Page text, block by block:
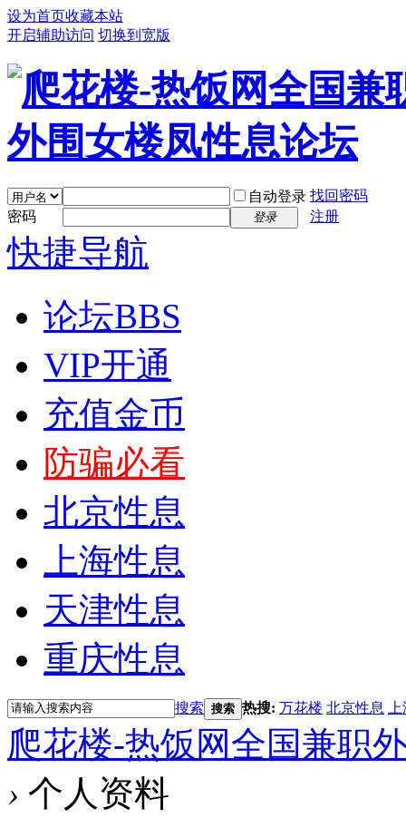
设为首页收藏本站
开启辅助访问 切换到宽版
自动登录 找回密码
密码
登录 注册
快捷导航
论坛BBS
VIP开通
充值金币
防骗必看
北京性息
上海性息
天津性息
重庆性息
搜索 搜索 热搜: 万花楼 北京性息
爬花楼-热饭网全国兼职
› 个人资料